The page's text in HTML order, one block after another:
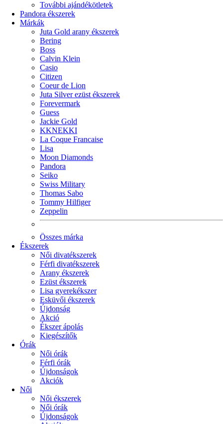
További ajándékötletek
Pandora ékszerek
Márkák
Juta Gold arany ékszerek
Bering
Boss
Calvin Klein
Casio
Citizen
Coeur de Lion
Juta Silver ezüst ékszerek
Forevermark
Guess
Jackie Gold
KKNEKKI
La Coque Francaise
Lisa
Moon Diamonds
Pandora
Seiko
Swiss Military
Thomas Sabo
Tommy Hilfiger
Zeppelin
Összes márka
Ékszerek
Női divatékszerek
Férfi divatékszerek
Arany ékszerek
Ezüst ékszerek
Lisa gyerekékszer
Esküvői ékszerek
Újdonság
Akció
Ékszer ápolás
Kiegészítők
Órák
Női órák
Férfi órák
Újdonságok
Akciók
Női
Női ékszerek
Női órák
Újdonságok